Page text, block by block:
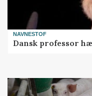
NAVNESTOF
Dansk professor